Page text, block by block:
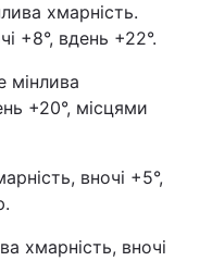
хмарність.
+8°, вдень +22°.
мінлива
+20°, місцями
вночі +5°,
хмарність, вночі